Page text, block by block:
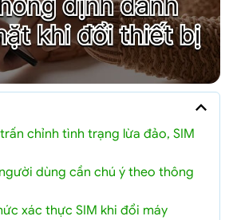
chỉnh tình trạng lừa đảo, SIM
dùng cần chú ý theo thông
xác thực SIM khi đổi máy